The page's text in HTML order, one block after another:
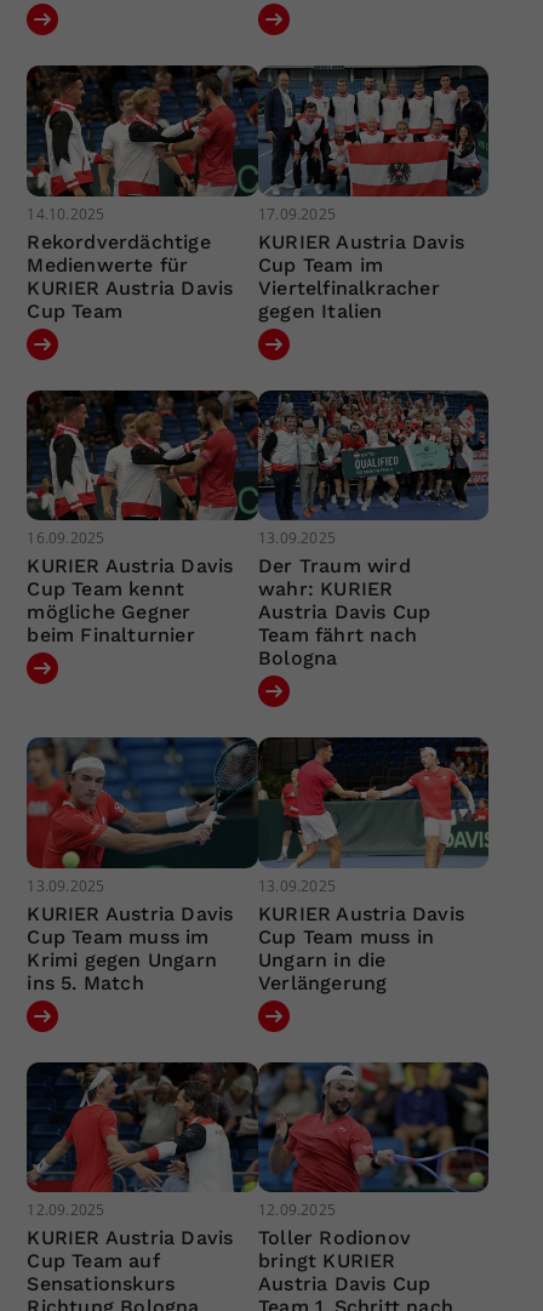
14.10.2025
Rekordverdächtige
Medienwerte für
KURIER Austria Davis
Cup Team
17.09.2025
KURIER Austria Davis
Cup Team im
Viertelfinalkracher
gegen Italien
16.09.2025
KURIER Austria Davis
Cup Team kennt
mögliche Gegner
beim Finalturnier
13.09.2025
Der Traum wird
wahr: KURIER
Austria Davis Cup
Team fährt nach
Bologna
13.09.2025
KURIER Austria Davis
Cup Team muss im
Krimi gegen Ungarn
ins 5. Match
13.09.2025
KURIER Austria Davis
Cup Team muss in
Ungarn in die
Verlängerung
12.09.2025
KURIER Austria Davis
Cup Team auf
Sensationskurs
12.09.2025
Toller Rodionov
bringt KURIER
Austria Davis Cup